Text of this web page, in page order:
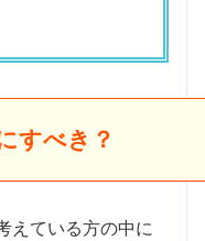
すべき？
えている方の中に